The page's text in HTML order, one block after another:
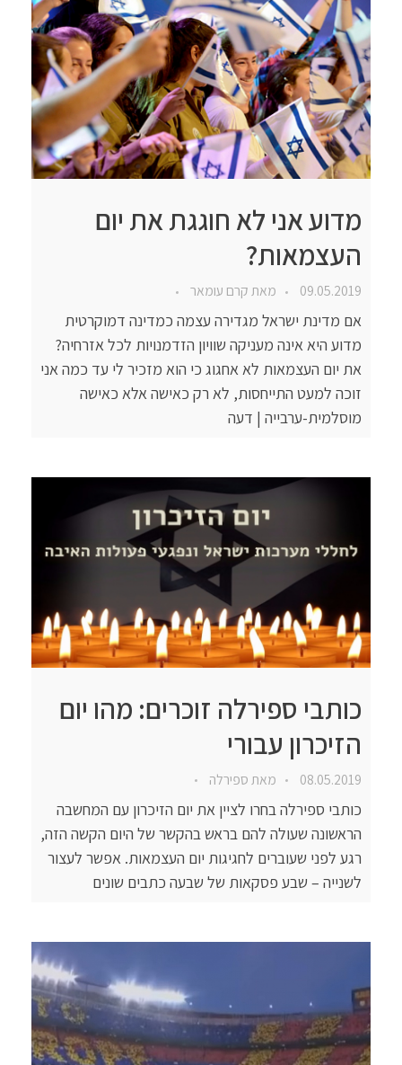
מדוע אני לא חוגגת את יום
העצמאות?
09.05.2019 מאתקרם עומאר
אם מדינת ישראל מגדירה עצמה כמדינה דמוקרטית
מדוע היא אינה מעניקה שוויון הזדמנויות לכל אזרחיה?
את יום העצמאות לא אחגוג כי הוא מזכיר לי עד כמה אני
זוכה למעט התייחסות, לא רק כאישה אלא כאישה
מוסלמית-ערבייה | דעה
כותבי ספירלה זוכרים: מהו יום
הזיכרון עבורי
08.05.2019 מאתספירלה
כותבי ספירלה בחרו לציין את יום הזיכרון עם המחשבה
הראשונה שעולה להם בראש בהקשר של היום הקשה הזה,
רגע לפני שעוברים לחגיגות יום העצמאות. אפשר לעצור
לשנייה – שבע פסקאות של שבעה כתבים שונים